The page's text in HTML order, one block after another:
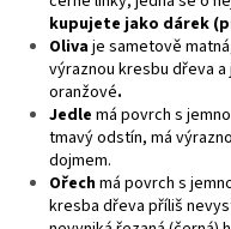
kupujete jako dárek
Olivaje sametově
výraznou kresbu dřeva
oranžové.
Jedle má povrch s
tmavý odstín, má
dojmem.
Ořechmá povrch s
kresba dřeva příliš